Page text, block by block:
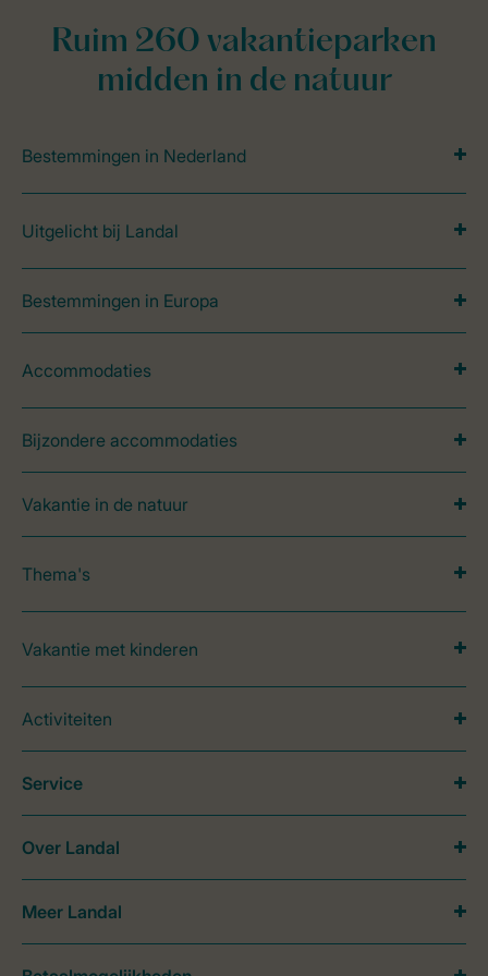
Ruim 260 vakantieparken
midden in de natuur
Bestemmingen in Nederland
Uitgelicht bij Landal
Bestemmingen in Europa
Accommodaties
Bijzondere accommodaties
Vakantie in de natuur
Thema's
Vakantie met kinderen
Activiteiten
Service
Over Landal
Meer Landal